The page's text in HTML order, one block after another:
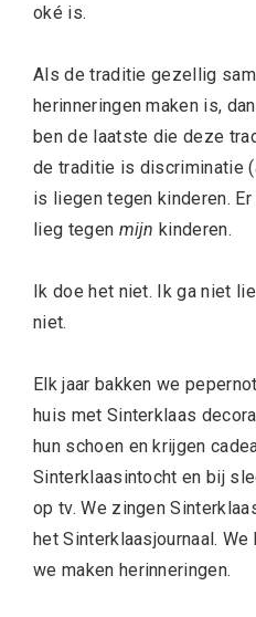
oké is.
Als de traditie gezellig
herinneringen maken is,
ben de laatste die deze
de traditie is discriminatie
is liegen tegen kinderen.
lieg tegen mijn kinderen.
Ik doe het niet. Ik ga niet
niet.
Elk jaar bakken we
huis met Sinterklaas
hun schoen en krijgen
Sinterklaasintocht en bij
op tv. We zingen
het Sinterklaasjournaal.
we maken herinneringen.